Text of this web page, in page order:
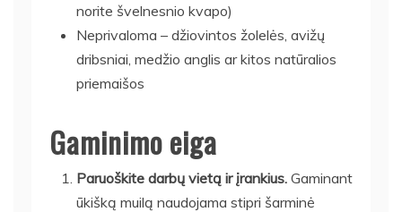
norite švelnesnio kvapo)
Neprivaloma – džiovintos žolelės, avižų
dribsniai, medžio anglis ar kitos natūralios
priemaišos
Gaminimo eiga
Paruoškite darbų vietą ir įrankius. Gaminant
ūkišką muilą naudojama stipri šarminė